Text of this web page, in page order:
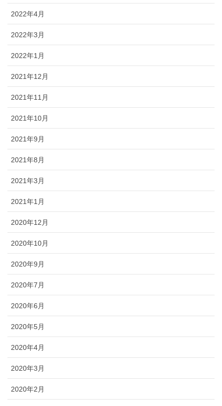
2022年4月
2022年3月
2022年1月
2021年12月
2021年11月
2021年10月
2021年9月
2021年8月
2021年3月
2021年1月
2020年12月
2020年10月
2020年9月
2020年7月
2020年6月
2020年5月
2020年4月
2020年3月
2020年2月